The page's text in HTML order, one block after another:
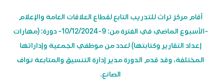
أقام مركز تراث للتدريب التابع لقطاع العلاقات العامة والإعلام
-الأسبوع الماضي في الفترة من: 9-10/12/2024- دورة: (مهارات
إعداد التقارير وكتابتها) لعدد من موظفي الجمعية وإداراتها
المختلفة، وقد قدم الدورة مدير إدارة التنسيق والمتابعة نواف
الصانع.